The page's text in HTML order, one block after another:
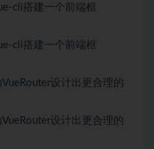
cli搭建一个前端框
cli搭建一个前端框
设计出更合理的
设计出更合理的